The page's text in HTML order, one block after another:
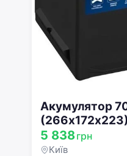
Акумулятор
5 838грн
Київ